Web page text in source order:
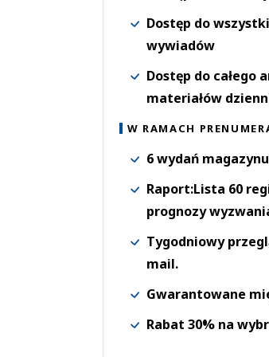
Dostęp do
wywiadów
Dostęp do całego
materiałów
W RAMACH
6 wydań
Raport:Lista 60
prognozy
Tygodniowy
mail.
Gwarantowane
Rabat 30% na